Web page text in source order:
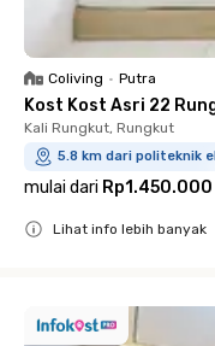
Coliving • Putra
Kost Kost Asri 22
Kali Rungkut, Rungkut
5.8 km dari politeknik
mulai dari Rp1.450.000
Lihat info lebih banyak